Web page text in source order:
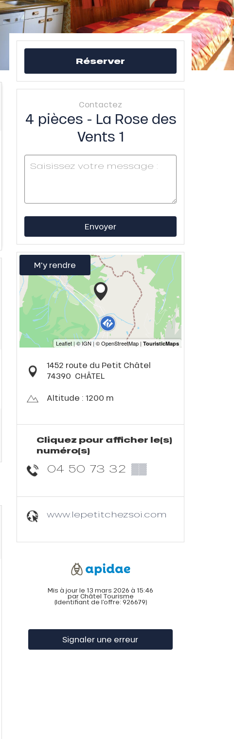
Réserver
Contactez
4 pièces - La Rose des
Vents 1
Envoyer
M'y rendre
1452 route du Petit Châtel
74390 CHÂTEL
Altitude : 1200 m
Cliquez pour afficher le(s)
numéro(s)
04 50 73 32 ▒▒
www.lepetitchezsoi.com
Mis à jour le 13 mars 2026 à 15:46
par Châtel Tourisme
(Identifiant de l'offre: 926679)
Signaler une erreur